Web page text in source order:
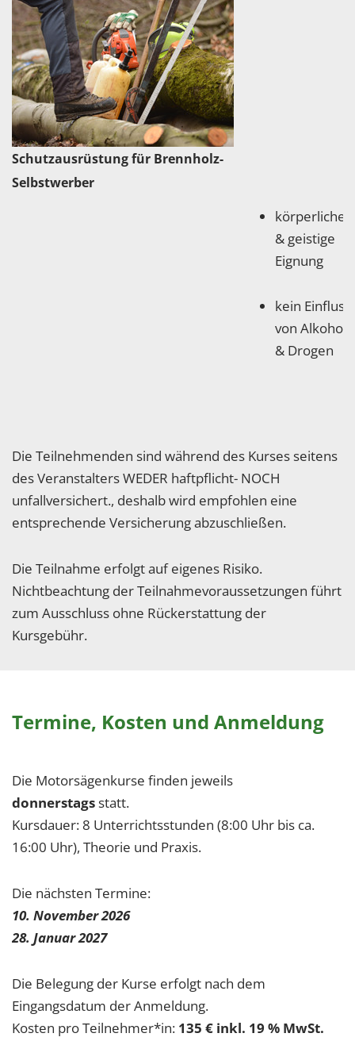
Schutzausrüstung für Brennholz-
Selbstwerber
körperliche
& geistige
Eignung
kein Einfluss
von Alkohol
& Drogen
Die Teilnehmenden sind während des Kurses seitens
des Veranstalters WEDER haftpflicht- NOCH
unfallversichert., deshalb wird empfohlen eine
entsprechende Versicherung abzuschließen.
Die Teilnahme erfolgt auf eigenes Risiko.
Nichtbeachtung der Teilnahmevoraussetzungen führt
zum Ausschluss ohne Rückerstattung der
Kursgebühr.
Termine, Kosten und Anmeldung
Die Motorsägenkurse finden jeweils
donnerstagsstatt.
Kursdauer: 8 Unterrichtsstunden (8:00 Uhr bis ca.
16:00 Uhr), Theorie und Praxis.
Die nächsten Termine:
10. November 2026
28. Januar 2027
Die Belegung der Kurse erfolgt nach dem
Eingangsdatum der Anmeldung.
Kosten pro Teilnehmer*in: 135 € inkl. 19 % MwSt.